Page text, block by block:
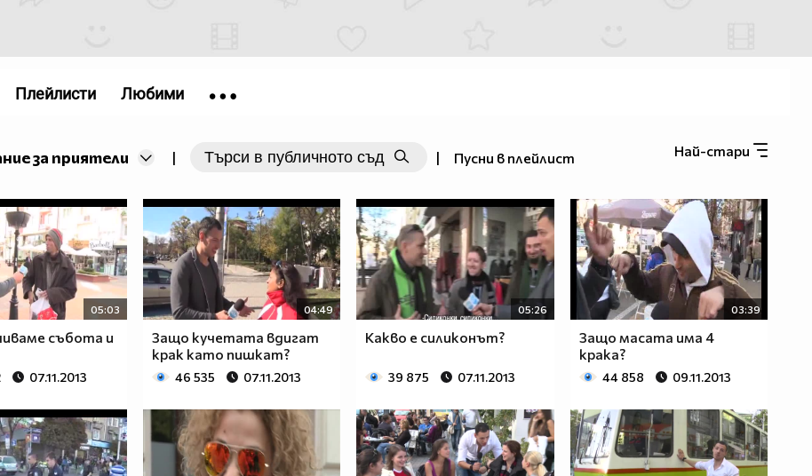
Най-стари
за приятели | | Пусни в плейлист
05:03
събота и
07.11.2013
04:49
Защо кучетата вдигат
крак като пишкат?
46 535 07.11.2013
05:26
Какво е силиконът?
39 875 07.11.2013
03:39
Защо масата има 4
крака?
44 858 09.11.2013
Плейлисти Любими